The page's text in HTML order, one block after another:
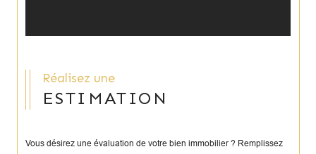
Réalisez une
ESTIMATION
Vous désirez une évaluation de votre bien immobilier ? Remplissez